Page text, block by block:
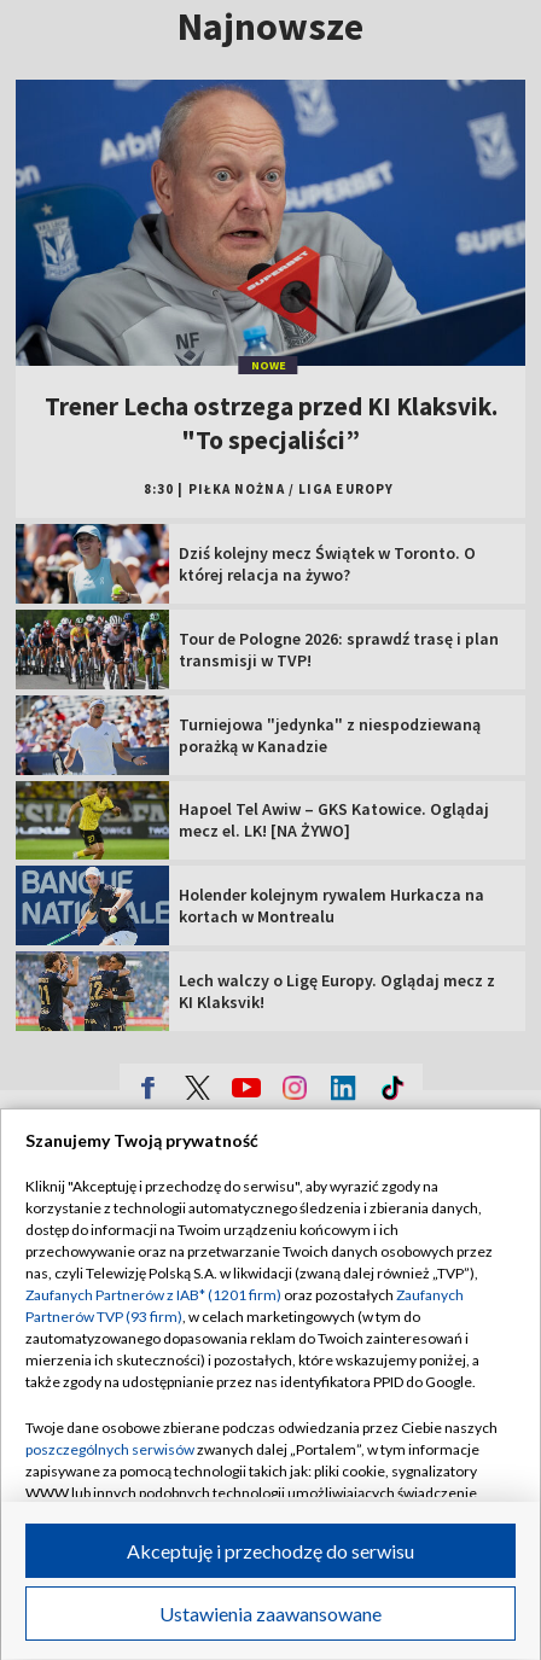
Transmisje Wideo
Najnowsze
NOWE
Trener Lecha ostrzega przed KI Klaksvik.
"To specjaliści”
8:30 PIŁKA NOŻNA / LIGA EUROPY
Dziś kolejny mecz Świątek w Toronto. O
której relacja na żywo?
Tour de Pologne 2026: sprawdź trasę i plan
transmisji w TVP!
Turniejowa "jedynka" z niespodziewaną
porażką w Kanadzie
Hapoel Tel Awiw – GKS Katowice. Oglądaj
mecz el. LK! [NA ŻYWO]
Holender kolejnym rywalem Hurkacza na
kortach w Montrealu
Lech walczy o Ligę Europy. Oglądaj mecz z
KI Klaksvik!
Sklep TVP
Biuro Reklamy
Oferta Handlowa
Telegazeta ogłoszenia
Emisja w TVP
Ogłoszenia przetargowe
Akademia Telewizyjna
Centrum informacji TVP
System NOS
Polityka prywatności
Moje zgody
Biuro reklamy
Kontakt
©2026 Telewizja Polska Spółka Akcyjna w likwidacji
Szanujemy Twoją prywatność
Kliknij "Akceptuję i przechodzę do serwisu", aby wyrazić zgody na
korzystanie z technologii automatycznego śledzenia i zbierania danych,
dostęp do informacji na Twoim urządzeniu końcowym i ich
przechowywanie oraz na przetwarzanie Twoich danych osobowych przez
nas, czyli Telewizję Polską S.A. w likwidacji (zwaną dalej również „TVP”),
Zaufanych Partnerów z IAB* (1201 firm) oraz pozostałych Zaufanych
Partnerów TVP (93 firm), w celach marketingowych (w tym do
zautomatyzowanego dopasowania reklam do Twoich zainteresowań i
mierzenia ich skuteczności) i pozostałych, które wskazujemy poniżej, a
także zgody na udostępnianie przez nas identyfikatora PPID do Google.
Twoje dane osobowe zbierane podczas odwiedzania przez Ciebie naszych
poszczególnych serwisówzwanych dalej „Portalem”, w tym informacje
zapisywane za pomocą technologii takich jak: pliki cookie, sygnalizatory
WWW lub innych podobnych technologii umożliwiających świadczenie
ruchu w Internecie.
Twoje dane osobowe zbierane podczas odwiedzania przez Ciebie
poszczególnych serwisówna Portalu, takie jak adresy IP, identyfikatory
Ustawienia zaawansowane
Akceptuję i przechodzę do serwisu